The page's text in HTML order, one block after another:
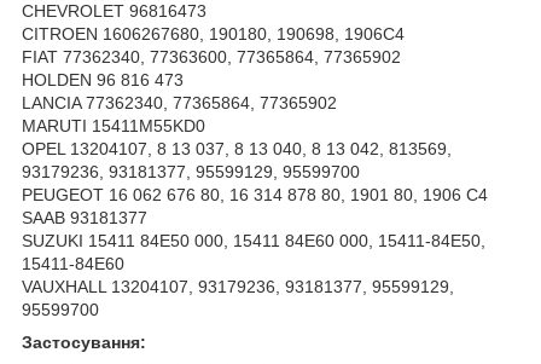
CHEVROLET 96816473
CITROEN 1606267680, 190180, 190698, 1906C4
FIAT 77362340, 77363600, 77365864, 77365902
HOLDEN 96 816 473
LANCIA 77362340, 77365864, 77365902
MARUTI 15411M55KD0
OPEL 13204107, 8 13 037, 8 13 040, 8 13 042, 813569,
93179236, 93181377, 95599129, 95599700
PEUGEOT 16 062 676 80, 16 314 878 80, 1901 80, 1906 C4
SAAB 93181377
SUZUKI 15411 84E50 000, 15411 84E60 000, 15411-84E50,
15411-84E60
VAUXHALL 13204107, 93179236, 93181377, 95599129,
95599700
Застосування: